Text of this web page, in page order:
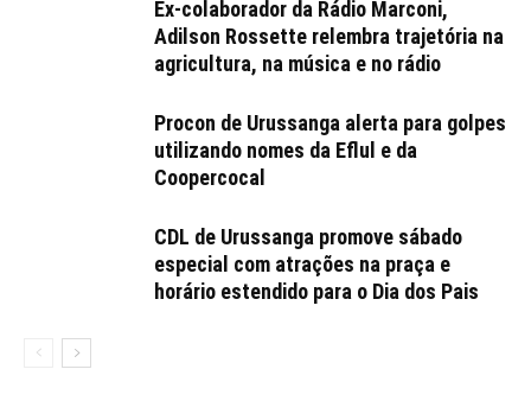
Ex-colaborador da Rádio Marconi,
Adilson Rossette relembra trajetória na
agricultura, na música e no rádio
Procon de Urussanga alerta para golpes
utilizando nomes da Eflul e da
Coopercocal
CDL de Urussanga promove sábado
especial com atrações na praça e
horário estendido para o Dia dos Pais